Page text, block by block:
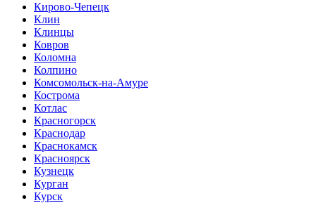
Кирово-Чепецк
Клин
Клинцы
Ковров
Коломна
Колпино
Комсомольск-на-Амуре
Кострома
Котлас
Красногорск
Краснодар
Краснокамск
Красноярск
Кузнецк
Курган
Курск